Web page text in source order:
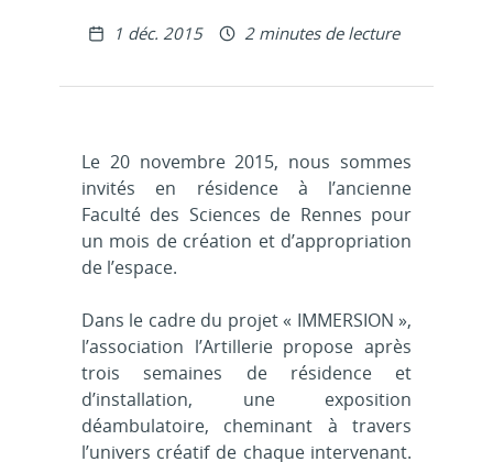
Publié le
1 déc. 2015 2 minutes de lecture
Le 20 novembre 2015, nous sommes
invités en résidence à l’ancienne
Faculté des Sciences de Rennes pour
un mois de création et d’appropriation
de l’espace.
Dans le cadre du projet « IMMERSION »,
l’association l’Artillerie propose après
trois semaines de résidence et
d’installation, une exposition
déambulatoire, cheminant à travers
l’univers créatif de chaque intervenant.